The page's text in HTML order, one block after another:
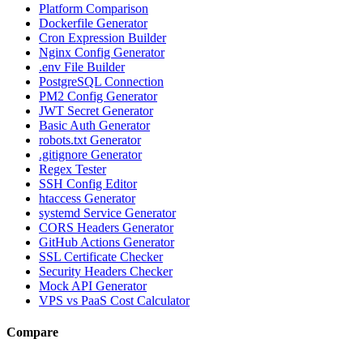
Platform Comparison
Dockerfile Generator
Cron Expression Builder
Nginx Config Generator
.env File Builder
PostgreSQL Connection
PM2 Config Generator
JWT Secret Generator
Basic Auth Generator
robots.txt Generator
.gitignore Generator
Regex Tester
SSH Config Editor
htaccess Generator
systemd Service Generator
CORS Headers Generator
GitHub Actions Generator
SSL Certificate Checker
Security Headers Checker
Mock API Generator
VPS vs PaaS Cost Calculator
Compare